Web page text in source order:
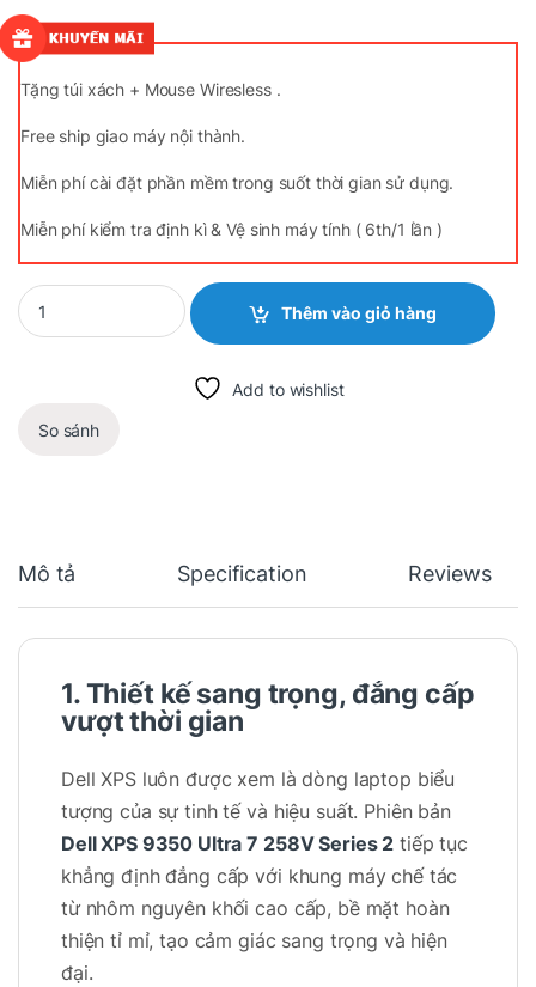
Tặng túi xách + Mouse Wiresless .
Free ship giao máy nội thành.
Miễn phí cài đặt phần mềm trong suốt thời gian sử dụng.
Miễn phí kiểm tra định kì & Vệ sinh máy tính ( 6th/1 lần )
Quantity
Thêm vào giỏ hàng
Add to wishlist
So sánh
Mô tả Specification Reviews
1. Thiết kế sang trọng, đẳng cấp
vượt thời gian
Dell XPS luôn được xem là dòng laptop biểu
tượng của sự tinh tế và hiệu suất. Phiên bản
Dell XPS 9350 Ultra 7 258V Series 2 tiếp tục
khẳng định đẳng cấp với khung máy chế tác
từ nhôm nguyên khối cao cấp, bề mặt hoàn
thiện tỉ mỉ, tạo cảm giác sang trọng và hiện
đại.